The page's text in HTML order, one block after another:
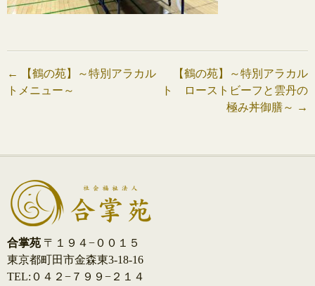
投
ビ
ゲ
ー
シ
ョ
←
【鶴の苑】～特別アラカル
トメニュー～
【鶴の苑】～特別アラカル
ト ローストビーフと雲丹の
極み丼御膳～ →
合掌苑 〒１９４−００１５
東京都町田市金森東3-18-16
TEL:０４２−７９９−２１４